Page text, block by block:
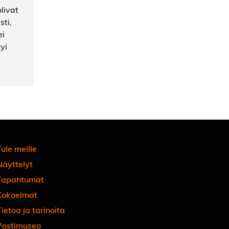
meille
ja tarinoita